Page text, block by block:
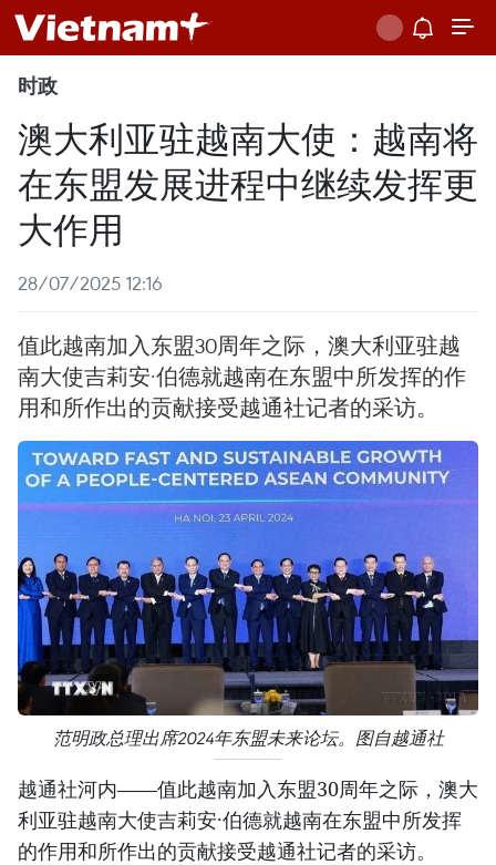
时政
澳大利亚驻越南大使：越南将
在东盟发展进程中继续发挥更
大作用
28/07/2025 12:16
值此越南加入东盟30周年之际，澳大利亚驻越
南大使吉莉安·伯德就越南在东盟中所发挥的作
用和所作出的贡献接受越通社记者的采访。
范明政总理出席2024年东盟未来论坛。图自越通社
越通社河内——值此越南加入东盟30周年之际，澳大
利亚驻越南大使吉莉安·伯德就越南在东盟中所发挥
的作用和所作出的贡献接受越通社记者的采访。